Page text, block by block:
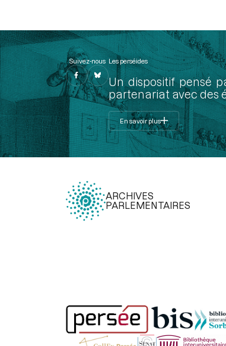
Suivez-nous Les perséides
Un dispositif pensé
partenariat avec des
En savoir plus
ARCHIVES
PARLEMENTAIRES